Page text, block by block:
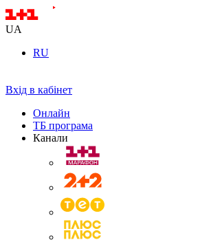
UA
RU
Вхід в кабінет
Онлайн
ТБ програма
Канали